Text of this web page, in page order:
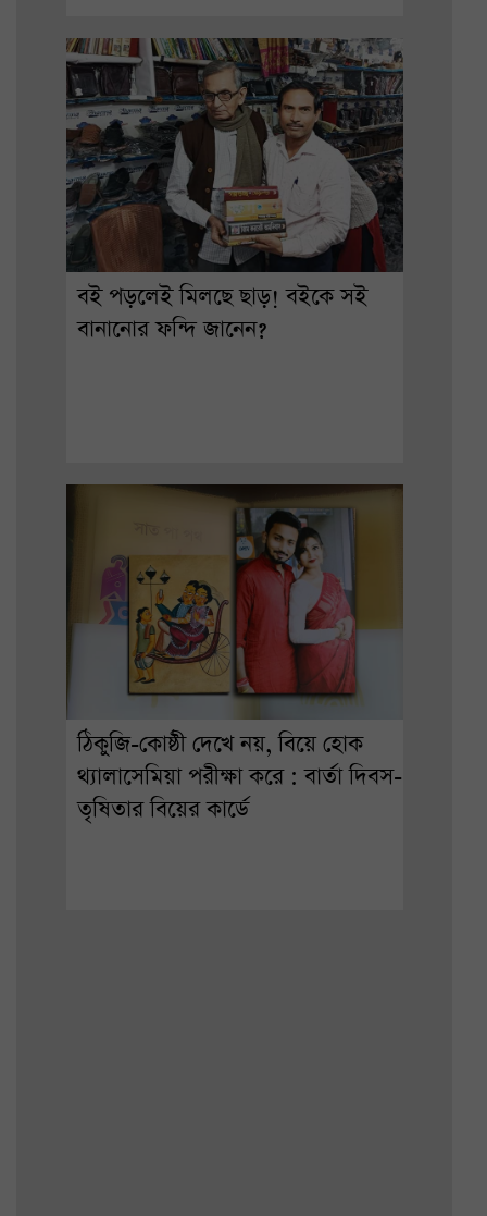
বই পড়লেই মিলছে ছাড়! বইকে সই
বানানোর ফন্দি জানেন?
ঠিকুজি-কোষ্ঠী দেখে নয়, বিয়ে হোক
থ্যালাসেমিয়া পরীক্ষা করে : বার্তা দিবস-
তৃষিতার বিয়ের কার্ডে